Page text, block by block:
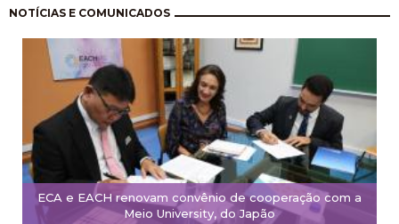
NOTÍCIAS E COMUNICADOS
ECA e EACH renovam convênio de cooperação com a
Meio University, do Japão
Paginación